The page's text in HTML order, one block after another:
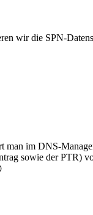
wir die SPN-
man im DNS-
sowie der PTR)